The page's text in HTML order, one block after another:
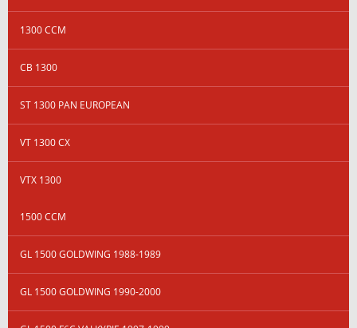
1300 CCM
CB 1300
ST 1300 PAN EUROPEAN
VT 1300 CX
VTX 1300
1500 CCM
GL 1500 GOLDWING 1988-1989
GL 1500 GOLDWING 1990-2000